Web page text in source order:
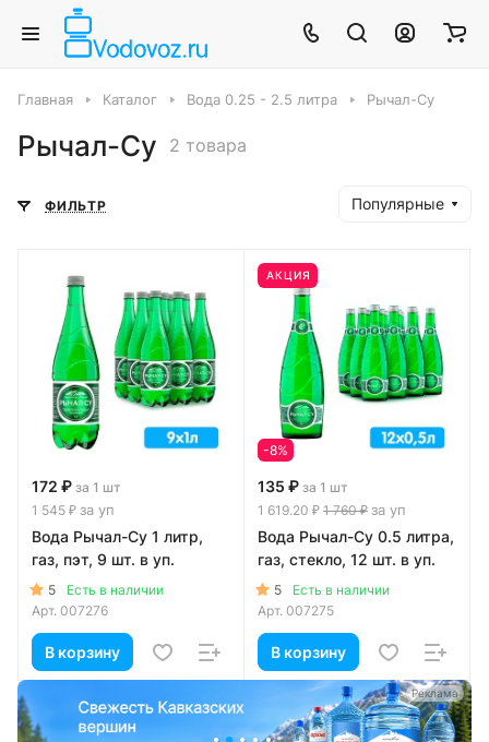
Главная Каталог Вода 0.25 - 2.5 литра Рычал-Су
Рычал-Су 2 товара
ФИЛЬТР Популярные
172 ₽ за 1 шт
1 545 ₽ за уп
Вода Рычал-Су 1 литр,
газ, пэт, 9 шт. в уп.
5
Есть в наличии
Арт. 007276
В корзину
Реклама
АКЦИЯ
-8%
135 ₽ за 1 шт
1 619.20 ₽ 1 760 ₽ за уп
Вода Рычал-Су 0.5 литра,
газ, стекло, 12 шт. в уп.
5
Есть в наличии
Арт. 007275
В корзину